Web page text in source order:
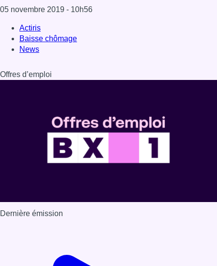
05 novembre 2019 - 10h56
Actiris
Baisse chômage
News
Offres d’emploi
Dernière émission